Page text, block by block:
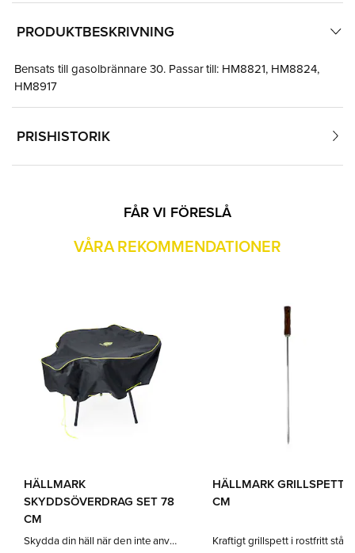
PRODUKTBESKRIVNING
Bensats till gasolbrännare 30. Passar till: HM8821, HM8824,
HM8917
PRISHISTORIK
FÅR VI FÖRESLÅ
VÅRA REKOMMENDATIONER
HÄLLMARK
SKYDDSÖVERDRAG SET 78
CM
Skydda din häll när den inte används
HÄLLMARK GRILLSPETT
CM
Kraftigt grillspett i rostfritt stål